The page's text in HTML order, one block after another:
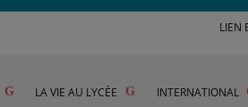
LIEN
LA VIE AU LYCÉE INTERNATIONAL